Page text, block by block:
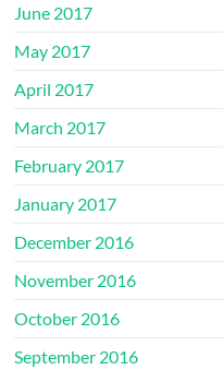
June 2017
May 2017
April 2017
March 2017
February 2017
January 2017
December 2016
November 2016
October 2016
September 2016